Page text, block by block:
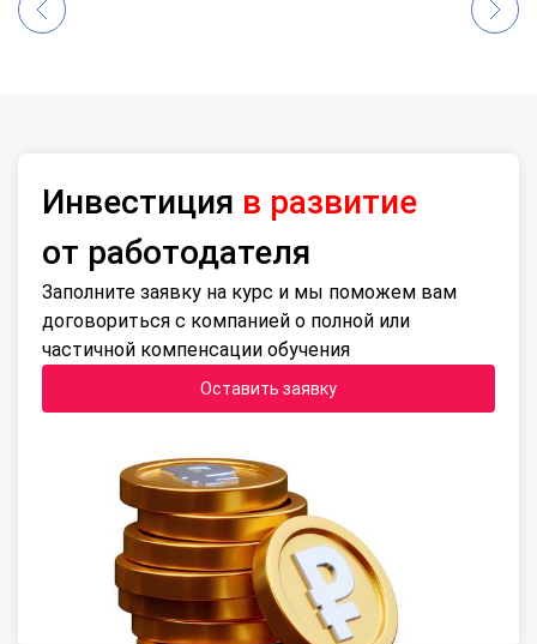
Инвестиция в развитие
от работодателя
Заполните заявку на курс и мы поможем вам
договориться с компанией о полной или
частичной компенсации обучения
Оставить заявку